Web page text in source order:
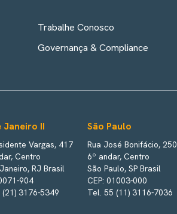
Trabalhe Conosco
Governança & Compliance
Janeiro II
Vargas, 417
Centro
RJ Brasil
904
3176-5349
São Paulo
Rua José Bonifácio, 250
6º andar, Centro
São Paulo, SP Brasil
CEP: 01003-000
Tel. 55 (11) 3116-7036